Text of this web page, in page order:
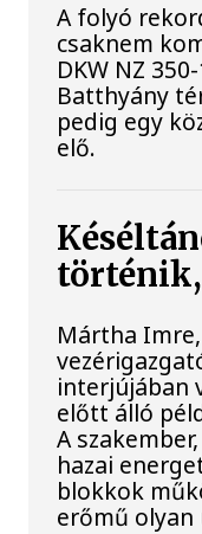
A folyó
csaknem
DKW NZ
Batthyány
pedig egy
elő.
történik,
Mártha
interjújában
előtt álló
A
hazai
blokkok
erőmű olyan